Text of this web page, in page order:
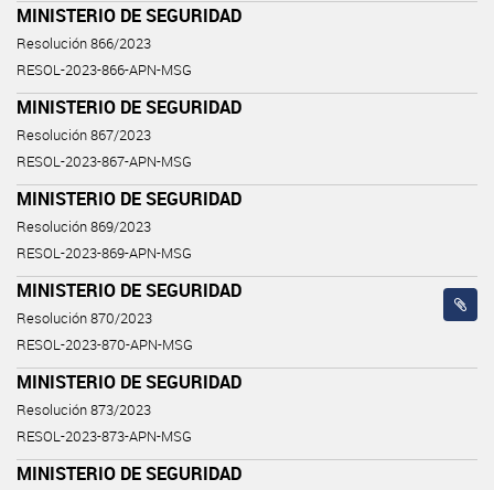
MINISTERIO DE SEGURIDAD
Resolución 866/2023
RESOL-2023-866-APN-MSG
MINISTERIO DE SEGURIDAD
Resolución 867/2023
RESOL-2023-867-APN-MSG
MINISTERIO DE SEGURIDAD
Resolución 869/2023
RESOL-2023-869-APN-MSG
MINISTERIO DE SEGURIDAD
Resolución 870/2023
RESOL-2023-870-APN-MSG
MINISTERIO DE SEGURIDAD
Resolución 873/2023
RESOL-2023-873-APN-MSG
MINISTERIO DE SEGURIDAD